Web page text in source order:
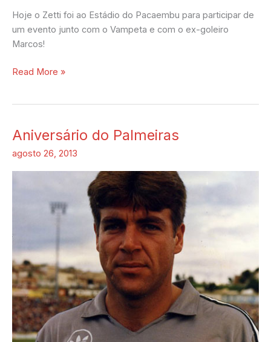
Hoje o Zetti foi ao Estádio do Pacaembu para participar de
um evento junto com o Vampeta e com o ex-goleiro
Marcos!
Read More »
Aniversário do Palmeiras
agosto 26, 2013
Aniversário